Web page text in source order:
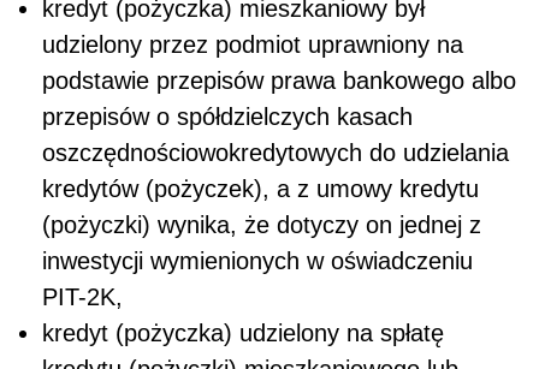
kredyt (pożyczka) mieszkaniowy był
udzielony przez podmiot uprawniony na
podstawie przepisów prawa bankowego albo
przepisów o spółdzielczych kasach
oszczędnościowokredytowych do udzielania
kredytów (pożyczek), a z umowy kredytu
(pożyczki) wynika, że dotyczy on jednej z
inwestycji wymienionych w oświadczeniu
PIT-2K,
kredyt (pożyczka) udzielony na spłatę